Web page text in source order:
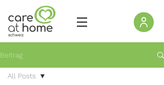
Beitrag
All Posts